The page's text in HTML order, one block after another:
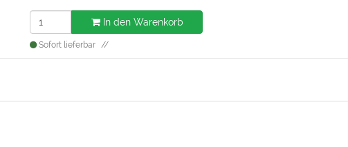
In den Warenkorb
Sofort lieferbar